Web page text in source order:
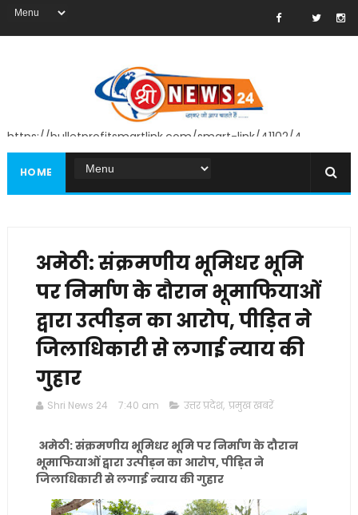
https://bulletprofitsmartlink.com/smart-link/41102/4
HOME
अमेठी: संक्रमणीय भूमिधर भूमि
पर निर्माण के दौरान भूमाफियाओं
द्वारा उत्पीड़न का आरोप, पीड़ित ने
जिलाधिकारी से लगाई न्याय की
गुहार
Shri News 24 7:40 am उत्तर प्रदेश, प्रमुख खबरें
अमेठी: संक्रमणीय भूमिधर भूमि पर निर्माण के दौरान
भूमाफियाओं द्वारा उत्पीड़न का आरोप, पीड़ित ने
जिलाधिकारी से लगाई न्याय की गुहार